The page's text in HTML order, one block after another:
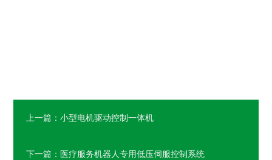
上一篇：小型电机驱动控制一体机
下一篇：医疗服务机器人专用低压伺服控制系统